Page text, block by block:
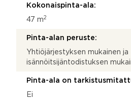
Kokonaispinta-ala:
47 m2
Pinta-alan peruste:
Yhtiöjärjestyksen mukainen ja
isännöitsijäntodistuksen
Pinta-ala on
Ei